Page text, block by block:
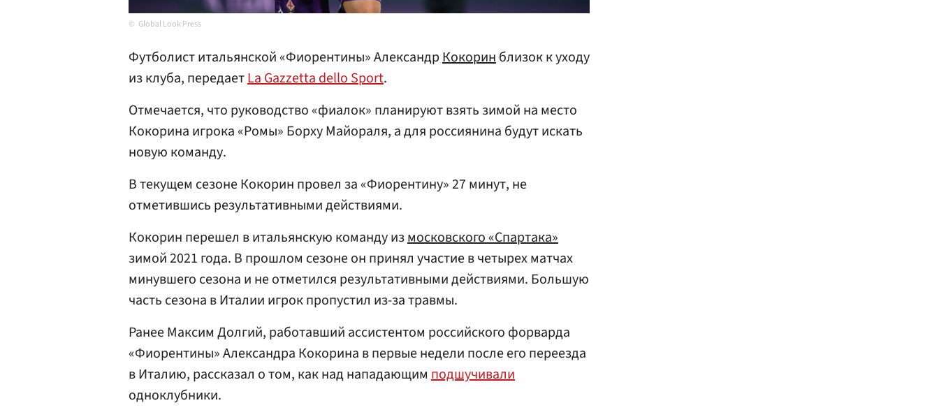
Global Look Press
Футболист итальянской «Фиорентины» АлександрКокоринблизок к уходу
из клуба, передаетLa Gazzetta dello Sport.
Отмечается, что руководство «фиалок» планируют взять зимой на место
Кокорина игрока «Ромы» Борху Майораля, а для россиянина будут искать
новую команду.
В текущем сезоне Кокорин провел за «Фиорентину» 27 минут, не
отметившись результативными действиями.
Кокорин перешел в итальянскую команду измосковского «Спартака»
зимой 2021 года. В прошлом сезоне он принял участие в четырех матчах
минувшего сезона и не отметился результативными действиями. Большую
часть сезона в Италии игрок пропустил из-за травмы.
Ранее Максим Долгий, работавший ассистентом российского форварда
«Фиорентины» Александра Кокорина в первые недели после его переезда
в Италию, рассказал о том, как над нападающим подшучивали
одноклубники.